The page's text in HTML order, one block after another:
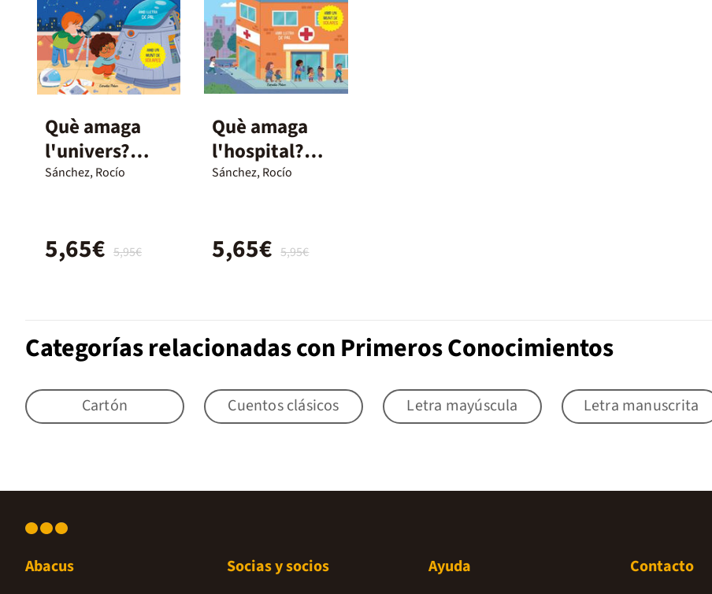
Què amaga
l'univers?
Llibre amb
Sánchez, Rocío
5,95€
5,65€
Què amaga
l'hospital?
Llibre amb
Sánchez, Rocío
5,95€
5,65€
Categorías relacionadas con Primeros Conocimientos
Cartón Cuentos clásicos Letra mayúscula Letra manuscrita
Abacus Socias y socios Ayuda Contacto